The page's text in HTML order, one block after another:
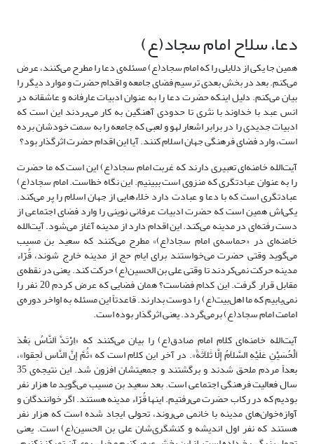
دعا، سلاح امام سجاد(ع)
همین جا یکی از دلایلی را که امام سجاد(ع) مسئله‌ی دعا را مطرح می‌کنند، عرض
می‌کنم. بعد در بخش بعدی ترسیم فضای جامعه و اقدام حضرت و موارد دیگر را
بیان می‌کنم. دلیل اینکه حضرت دعا را به عنوان ادبیات عارفانه و عاشقانه در
انس عبد با خداوند با نثری تا حدودی آهنگین به کار می‌بردند این است که
ادبیات جدیدی را در برابر اشعار لهو و لعبی که جامعه را به سمت خودشان برده
است، وارد فضای فرهنگی جهان اسلام کنند. آیا این اقدام حضرت اثرگذار بود؟
آیت‌الله خامنه‌ای تعبیری دارند که غربت امام سجاد(ع) این است که ما حضرت
را به عنوان عبادتگری که منزوی است ببینیم. این نگاه خطاست. امام سجاد(ع)
عبادتگری است که با دعا و عبادت دارد خلاءهایی از جهان اسلام را پر می‌کند.
یکی‌اش همین است که حضرت ادبیات عرفانی نوینی را وارد فضای اجتماعی از
دست رفته‌ای در مدینه می‌کند. این اقدام دارد از مدینه آغاز می‌شود. آیت‌الله
خامنه‌ای در «حماسه‌ی امام سجاد(ع)» مطرح می‌کنند که سعید بن مسیب
می‌گوید وقتی حضرت می‌خواستند برای ایام حج از مدینه خارج شوند، قُرّاء
مدینه حرکت نمی‌کردند تا وقتی علی بن الحسین(ع) حرکت کند. یعنی در نقطه‌ی
مقابل قرار گرفت. این کدام فضاست؟ همان فضایی که عرض کردم 20 نفر را
نمی‌یابیم که ما اهل‌بیت(ع) را دوست بدارند. قاعدتاً این مسئله به اواخر دوره‌ی
امامت امام سجاد(ع) برمی‌گردد. یعنی اثرگذار بوده است.
آیت‌الله خامنه‌ای کلام امام صادق(ع) را بیان می‌کنند که «اِرْتَدَّ اَلنَّاسُ بَعْدَ
اَلْحُسَیْنِ عَلَیْهِ السَّلاَمُ إِلَّا ثَلاَثَةً». در آخر این کلام است که «ثُمَّ إنَّ النَّاس لَحِقوا»،
بعداً مردم ملحق شدند و برگشتند و جمعیتشان افزون شد. این نتیجه‌ی 35
سال فعالیت فرهنگی اجتماعی است. بعد سعید بن مسیب می‌گوید ما هزار نفر
بودیم که در رکاب حضرت می‌رفتیم. اینها قُرّاء مدینه هستند. اگر خوانندگان و
آوازه‌خوان‌های مدینه با خانمی می‌روند، تحولی ایجاد شده است که هزار نفر
هستند که نفر اول اندیشه و کنشگری‌شان علی بن الحسین(ع) است. یعنی